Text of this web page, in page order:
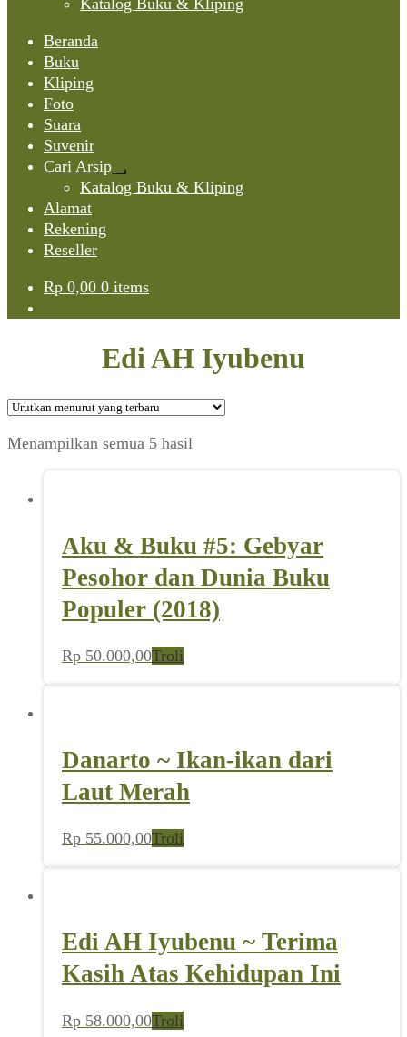
Katalog Buku & Kliping
Beranda
Buku
Kliping
Foto
Suara
Suvenir
Cari Arsip
Expand
child
Katalog Buku & Kliping
Alamat
Rekening
Reseller
Rp 0,00 0 items
Edi AH Iyubenu
Menampilkan semua 5 hasil
Aku & Buku #5: Gebyar
Pesohor dan Dunia Buku
Populer (2018)
Rp 50.000,00Troli
Danarto ~ Ikan-ikan dari
Laut Merah
Rp 55.000,00Troli
Edi AH Iyubenu ~ Terima
Kasih Atas Kehidupan Ini
Rp 58.000,00Troli